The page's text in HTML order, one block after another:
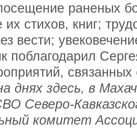
раненых
их стихов, книг;
вести;
поблагодарил
связанных
днях здесь, в
Северо-
комитет